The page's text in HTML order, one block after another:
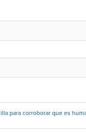
para corroborar que es